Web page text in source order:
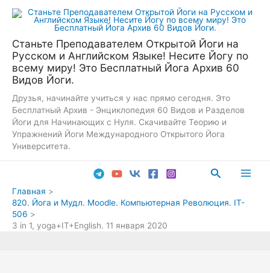
Перейти
Станьте Преподавателем Открытой Йоги на
Русском и Английском Языке! Несите Йогу по
всему миру! Это Бесплатный Йога Архив 60
Видов Йоги.
Друзья, начинайте учиться у нас прямо сегодня. Это
Бесплатный Архив - Энциклопедия 60 Видов и Разделов
Йоги для Начинающих с Нуля. Скачивайте Теорию и
Упражнений Йоги Международного Открытого Йога
Университета.
Поиск
Главная
820. Йога и Мудл. Moodle. Компьютерная Революция. IT-
506
3 in 1, yoga+IT+English. 11 января 2020